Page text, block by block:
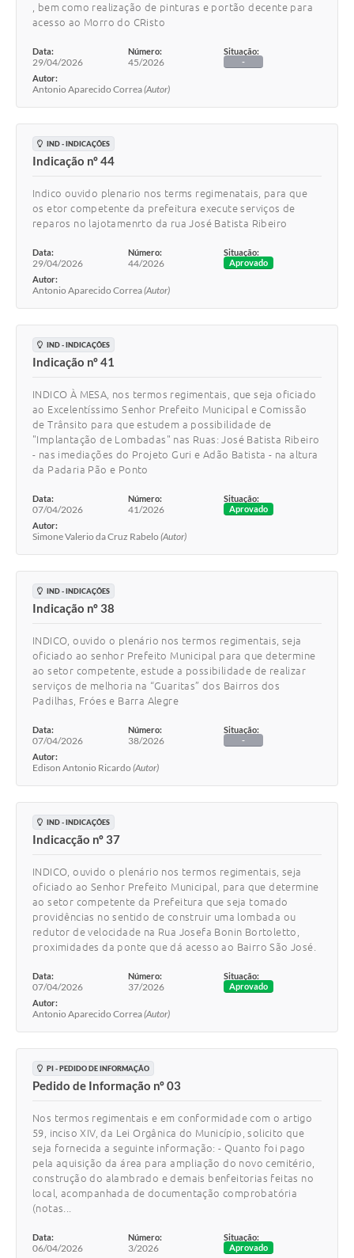
, bem como realização de pinturas e portão decente para
acesso ao Morro do CRisto
Data:
29/04/2026
Número:
45/2026
Situação:
-
Autor:
Antonio Aparecido Correa(Autor)
IND - INDICAÇÕES
Indicação nº 44
Indico ouvido plenario nos terms regimenatais, para que
os etor competente da prefeitura execute serviços de
reparos no lajotamenrto da rua José Batista Ribeiro
Data:
29/04/2026
Número:
44/2026
Situação:
Aprovado
Autor:
Antonio Aparecido Correa(Autor)
IND - INDICAÇÕES
Indicação nº 41
INDICO À MESA, nos termos regimentais, que seja oficiado
ao Excelentíssimo Senhor Prefeito Municipal e Comissão
de Trânsito para que estudem a possibilidade de
"Implantação de Lombadas" nas Ruas: José Batista Ribeiro
- nas imediações do Projeto Guri e Adão Batista - na altura
da Padaria Pão e Ponto
Data:
07/04/2026
Número:
41/2026
Situação:
Aprovado
Autor:
Simone Valerio da Cruz Rabelo (Autor)
IND - INDICAÇÕES
Indicação nº 38
INDICO, ouvido o plenário nos termos regimentais, seja
oficiado ao senhor Prefeito Municipal para que determine
ao setor competente, estude a possibilidade de realizar
serviços de melhoria na “Guaritas” dos Bairros dos
Padilhas, Fróes e Barra Alegre
Data:
07/04/2026
Número:
38/2026
Situação:
-
Autor:
Edison Antonio Ricardo (Autor)
IND - INDICAÇÕES
Indicacção nº 37
INDICO, ouvido o plenário nos termos regimentais, seja
oficiado ao Senhor Prefeito Municipal, para que determine
ao setor competente da Prefeitura que seja tomado
providências no sentido de construir uma lombada ou
redutor de velocidade na Rua Josefa Bonin Bortoletto,
proximidades da ponte que dá acesso ao Bairro São José.
Data:
07/04/2026
Número:
37/2026
Situação:
Aprovado
Autor:
Antonio Aparecido Correa(Autor)
PI - PEDIDO DE INFORMAÇÃO
Pedido de Informação nº 03
Nos termos regimentais e em conformidade com o artigo
59, inciso XIV, da Lei Orgânica do Município, solicito que
seja fornecida a seguinte informação: - Quanto foi pago
pela aquisição da área para ampliação do novo cemitério,
construção do alambrado e demais benfeitorias feitas no
local, acompanhada de documentação comprobatória
(notas...
Data:
06/04/2026
Número:
3/2026
Situação:
Aprovado